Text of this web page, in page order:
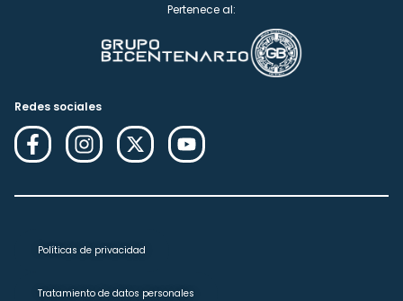
Pertenece al:
Redes sociales
Políticas de privacidad
Tratamiento de datos personales